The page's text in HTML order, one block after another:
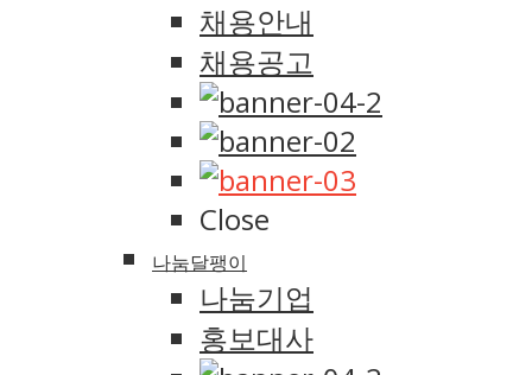
채용안내
채용공고
Close
나눔달팽이
나눔기업
홍보대사